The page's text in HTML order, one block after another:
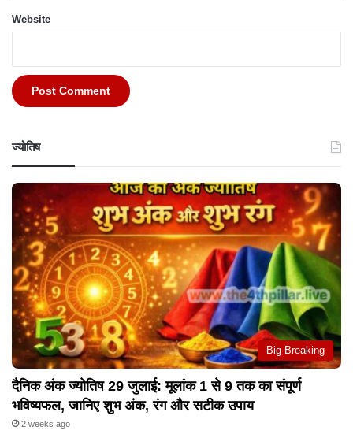
Website
ज्योतिष
Big Breaking
दैनिक अंक ज्योतिष 29 जुलाई: मूलांक 1 से 9 तक का संपूर्ण
भविष्यफल, जानिए शुभ अंक, रंग और सटीक उपाय
2 weeks ago